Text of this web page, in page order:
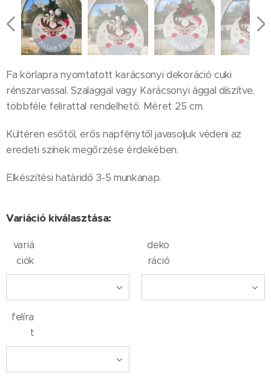
Fa körlapra nyomtatott karácsonyi dekoráció cuki
rénszarvassal. Szalaggal vagy Karácsonyi ággal díszítve,
többféle felirattal rendelhető. Méret 25 cm.
Kültéren esőtől, erős napfénytől javasoljuk védeni az
eredeti színek megőrzése érdekében.
Elkészítési határidő 3-5 munkanap.
Variáció kiválasztása:
variá
ciók
deko
ráció
felíra
t